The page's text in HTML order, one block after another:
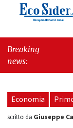
Breaking
news:
Economia
scritto da Giuseppe